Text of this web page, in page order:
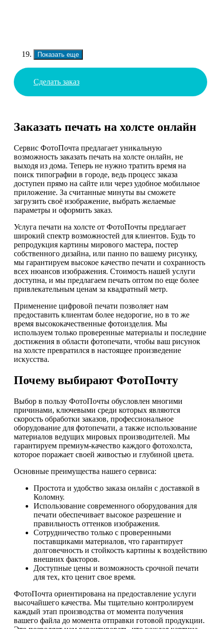
Показать еще
Сделать заказ
Заказать печать на холсте онлайн
Сервис ФотоПочта предлагает уникальную
возможность заказать печать на холсте онлайн, не
выходя из дома. Теперь не нужно тратить время на
поиск типографии в городе, ведь процесс заказа
доступен прямо на сайте или через удобное мобильное
приложение. За считанные минуты вы сможете
загрузить своё изображение, выбрать желаемые
параметры и оформить заказ.
Услуга печати на холсте от ФотоПочты предлагает
широкий спектр возможностей для клиентов. Будь то
репродукция картины мирового мастера, постер
собственного дизайна, или панно по вашему рисунку,
мы гарантируем высокое качество печати и сохранность
всех нюансов изображения. Стоимость нашей услуги
доступна, и мы предлагаем печать оптом по еще более
привлекательным ценам за квадратный метр.
Применение цифровой печати позволяет нам
предоставить клиентам более недорогие, но в то же
время высококачественные фотоизделия. Мы
используем только проверенные материалы и последние
достижения в области фотопечати, чтобы ваш рисунок
на холсте превратился в настоящее произведение
искусства.
Почему выбирают ФотоПочту
Выбор в пользу ФотоПочты обусловлен многими
причинами, ключевыми среди которых являются
скорость обработки заказов, профессиональное
оборудование для фотопечати, а также использование
материалов ведущих мировых производителей. Мы
гарантируем премиум-качество каждого фотохолста,
которое поражает своей живостью и глубиной цвета.
Основные преимущества нашего сервиса:
Простота и удобство заказа онлайн с доставкой в
Коломну.
Использование современного оборудования для
печати обеспечивает высокое разрешение и
правильность оттенков изображения.
Сотрудничество только с проверенными
поставщиками материалов, что гарантирует
долговечность и стойкость картины к воздействию
внешних факторов.
Доступные цены и возможность срочной печати
для тех, кто ценит свое время.
ФотоПочта ориентирована на предоставление услуги
высочайшего качества. Мы тщательно контролируем
каждый этап производства от момента получения
вашего файла до момента отправки готовой продукции.